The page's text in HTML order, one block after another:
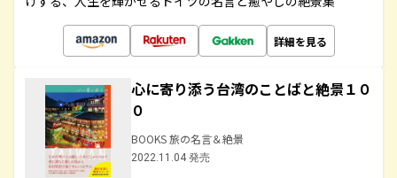
詳細を見る
心に寄り添う台湾のことばと絶景１０
０
BOOKS 旅の名言＆絶景
2022.11.04 発売